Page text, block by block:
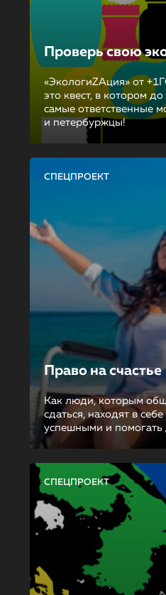
Проверь свою
«ЭкологиZAция» от
это квест, в котором
самые ответственные
и петербуржцы!
СПЕЦПРОЕКТ
Право на счастье
Как люди, которым
сдаться, находят в
успешными и помогать
СПЕЦПРОЕКТ